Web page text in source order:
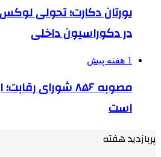
یورتان دکارت؛ تحولی
در دکوراسیون داخلی
1 هفته پیش
مصوبه ۸۵۶ شورای
است
پربازدید هفته